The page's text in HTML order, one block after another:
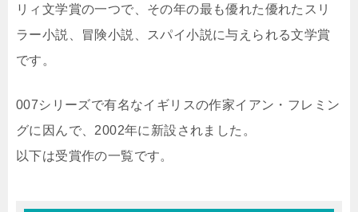
リィ文学賞の一つで、その年の最も優れた優れたスリ
ラー小説、冒険小説、スパイ小説に与えられる文学賞
です。
007シリーズで有名なイギリスの作家イアン・フレミン
グに因んで、2002年に新設されました。
以下は受賞作の一覧です。